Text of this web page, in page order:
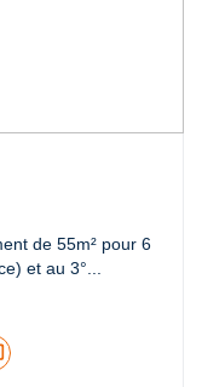
de 55m² pour 6
et au 3°...